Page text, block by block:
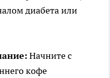
диабета или
Начните с
кофе